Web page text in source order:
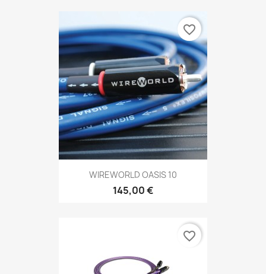
WIREWORLD OASIS 10
145,00 €
favorite_border
favorite_border